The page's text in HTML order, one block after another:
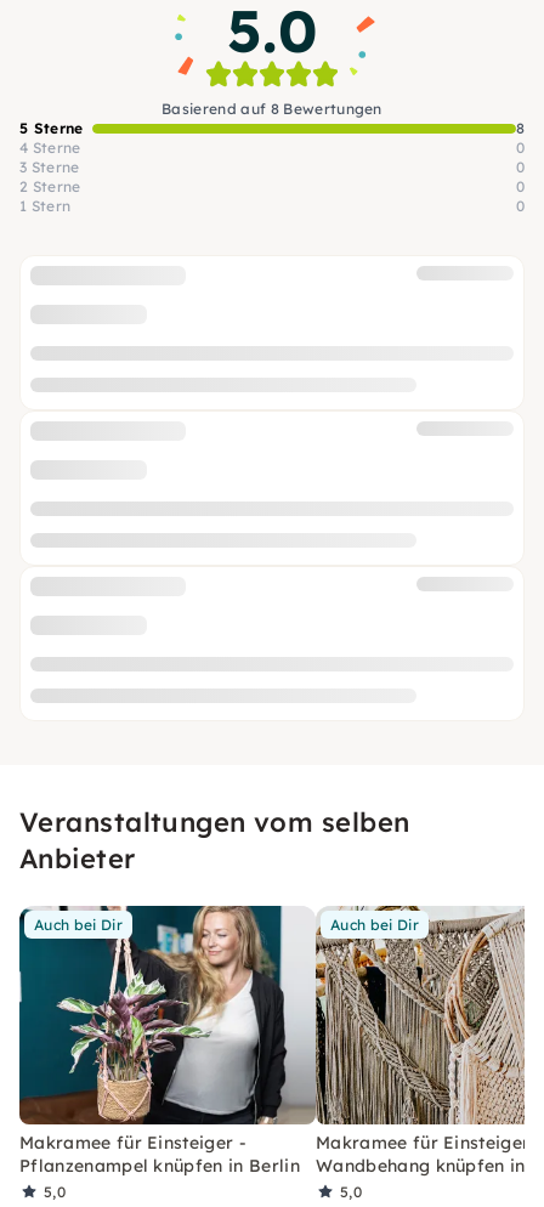
5.0
Basierend auf 8 Bewertungen
5 Sterne
8
4 Sterne
0
3 Sterne
0
2 Sterne
0
1 Stern
0
Veranstaltungen vom selben
Anbieter
Auch bei Dir
Makramee für Einsteiger -
Pflanzenampel knüpfen in Berlin
5,0
Auch bei Dir
Makramee für Einsteiger -
Wandbehang knüpfen in
5,0